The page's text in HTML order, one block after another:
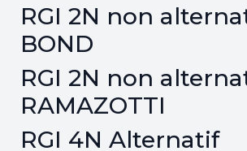
RGI 2N non
BOND
RGI 2N non
RAMAZOTTI
RGI 4N Alternatif